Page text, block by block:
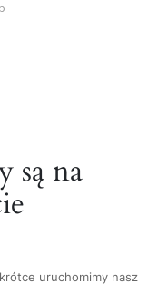
są na
uruchomimy nasz